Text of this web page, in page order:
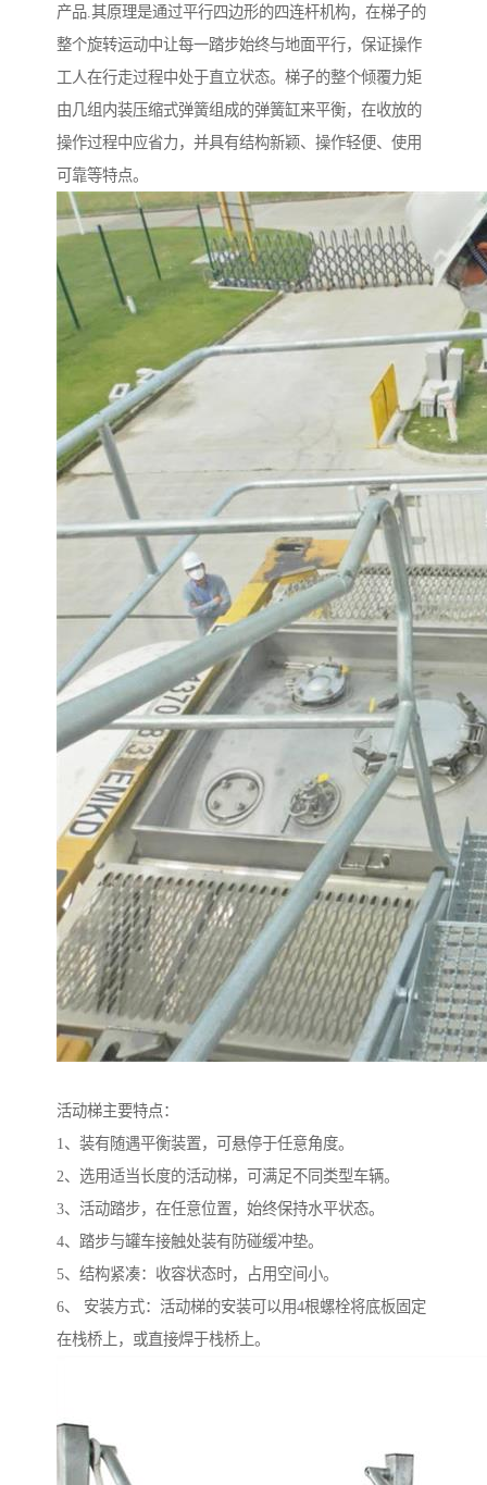
产品.其原理是通过平行四边形的四连杆机构，在梯子的
整个旋转运动中让每一踏步始终与地面平行，保证操作
工人在行走过程中处于直立状态。梯子的整个倾覆力矩
由几组内装压缩式弹簧组成的弹簧缸来平衡，在收放的
操作过程中应省力，并具有结构新颖、操作轻便、使用
可靠等特点。
活动梯主要特点：
1、装有随遇平衡装置，可悬停于任意角度。
2、选用适当长度的活动梯，可满足不同类型车辆。
3、活动踏步，在任意位置，始终保持水平状态。
4、踏步与罐车接触处装有防碰缓冲垫。
5、结构紧凑：收容状态时，占用空间小。
6、 安装方式：活动梯的安装可以用4根螺栓将底板固定
在栈桥上，或直接焊于栈桥上。